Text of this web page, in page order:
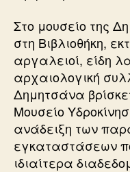
Στο μουσείο της
στη Βιβλιοθήκη,
αργαλειοί, είδη
αρχαιολογική
Δημητσάνα
Μουσείο
ανάδειξη των
εγκαταστάσεων
ιδιαίτερα